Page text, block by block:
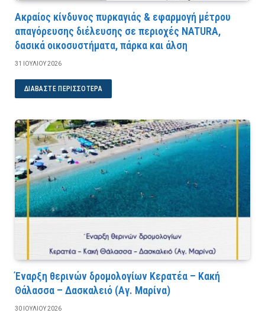
Ακραίος κίνδυνος πυρκαγιάς & εφαρμογή μέτρου
απαγόρευσης διέλευσης σε περιοχές NATURA,
δασικά οικοσυστήματα, πάρκα και άλση
31 ΙΟΥΛΊΟΥ 2026
ΔΙΑΒΆΣΤΕ ΠΕΡΙΣΣΌΤΕΡΑ
Έναρξη θερινών δρομολογίων Κερατέα – Κακή
Θάλασσα – Δασκαλειό (Αγ. Μαρίνα)
30 ΙΟΥΛΊΟΥ 2026